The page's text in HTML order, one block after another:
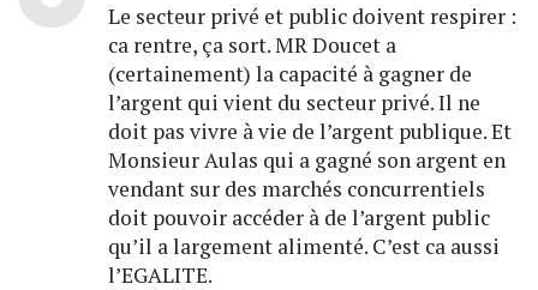
Le secteur privé et public doivent respirer :
ca rentre, ça sort. MR Doucet a
(certainement) la capacité à gagner de
l’argent qui vient du secteur privé. Il ne
doit pas vivre à vie de l’argent publique. Et
Monsieur Aulas qui a gagné son argent en
vendant sur des marchés concurrentiels
doit pouvoir accéder à de l’argent public
qu’il a largement alimenté. C’est ca aussi
l’EGALITE.